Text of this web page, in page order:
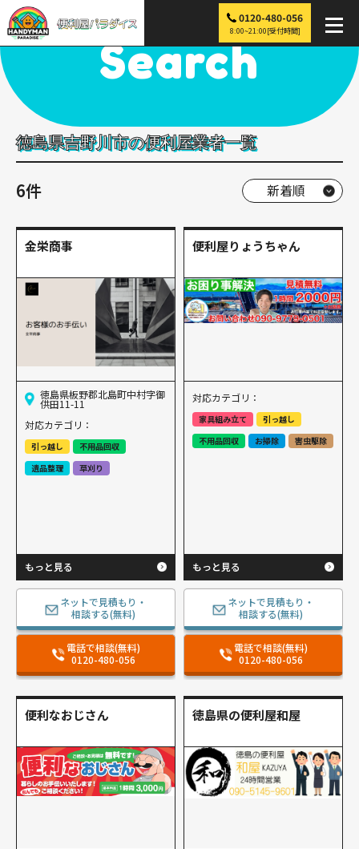
0120-480-056
8:00~21:00[受付時間]
便利屋パラダイス > 探す > 吉野川市
Search
徳島県吉野川市の便利屋業者一覧
6件
金栄商事
徳島県板野郡北島町中村字御
供田11-11
対応カテゴリ：
引っ越し
不用品回収
遺品整理
草刈り
もっと見る
ネットで見積もり・
相談する(無料)
電話で相談(無料)
0120-480-056
便利屋りょうちゃん
対応カテゴリ：
家具組み立て
引っ越し
不用品回収
お掃除 害虫駆除
もっと見る
ネットで見積もり・
相談する(無料)
電話で相談(無料)
0120-480-056
便利なおじさん 徳島県の便利屋和屋